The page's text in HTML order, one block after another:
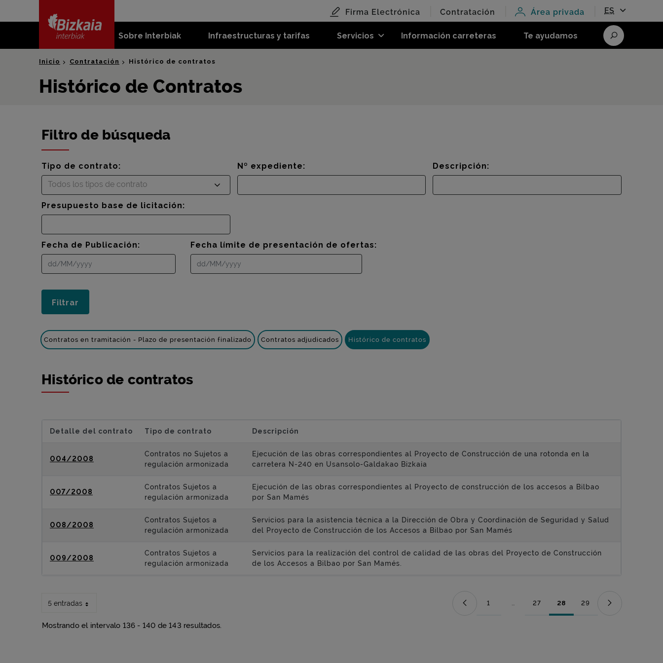
content
Sobre Interbiak Infraestructuras y tarifas Servicios Información carreteras Te ayudamos
Firma Electrónica Contratación Área privada ES
Buscar
Inicio Contratación Histórico de contratos
Histórico de Contratos
Filtro de búsqueda
Tipo de contrato:
Todos los tipos de contrato
Nº expediente: Descripción:
Presupuesto base de licitación:
Fecha de Publicación: Fecha límite de presentación de ofertas:
Contratos en tramitación - Plazo de presentación finalizado Contratos adjudicados Histórico de contratos
Histórico de contratos
Detalle del contrato Tipo de contrato Descripción
004/2008
Contratos no Sujetos a
regulación armonizada
Ejecución de las obras correspondientes al Proyecto de Construcción de una rotonda en la
carretera N-240 en Usansolo-Galdakao Bizkaia
007/2008
Contratos Sujetos a
regulación armonizada
Ejecución de las obras correspondientes al Proyecto de construcción de los accesos a Bilbao
por San Mamés
008/2008
Contratos Sujetos a
regulación armonizada
Servicios para la asistencia técnica a la Dirección de Obra y Coordinación de Seguridad y Salud
del Proyecto de Construcción de los Accesos a Bilbao por San Mamés
009/2008
Contratos Sujetos a
regulación armonizada
Servicios para la realización del control de calidad de las obras del Proyecto de Construcción
de los Accesos a Bilbao por San Mamés.
5 entradas
Mostrando el intervalo 136 - 140 de 143 resultados.
Página
1 ...
Páginas intermedias Use TAB para desplazarse.
Página
27 Página
28 Página
29